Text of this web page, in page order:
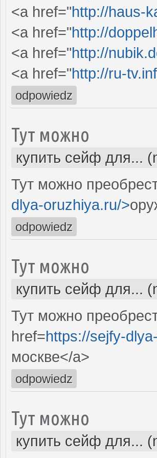
<a href="http://haus-
<a href="http://
<a href="http://
<a href="http://ru-
odpowiedz
Тут можно
купить сейф для...
Тут можно
dlya-oruzhiya.ru/>
odpowiedz
Тут можно
купить сейф для...
Тут можно
href=https://sejfy-
москве</a>
odpowiedz
Тут можно
купить сейф для...